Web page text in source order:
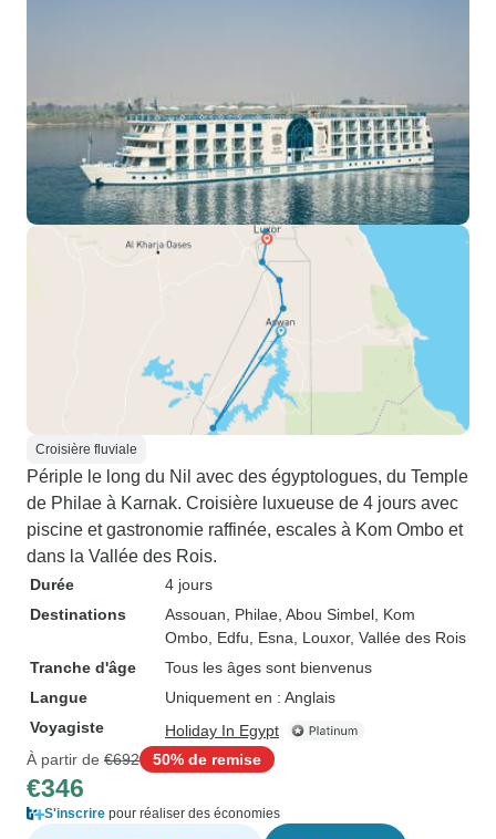
Croisière fluviale
Périple le long du Nil avec des égyptologues, du Temple
de Philae à Karnak. Croisière luxueuse de 4 jours avec
piscine et gastronomie raffinée, escales à Kom Ombo et
dans la Vallée des Rois.
Durée
4 jours
Destinations
Assouan , Philae , Abou Simbel , Kom
Ombo , Edfu , Esna , Louxor, Vallée des Rois
Tranche d'âge
Tous les âges sont bienvenus
Langue
Uniquement en : Anglais
Voyagiste
Holiday In Egypt
À partir de €692 50% de remise
€346
S'inscrire pour réaliser des économies